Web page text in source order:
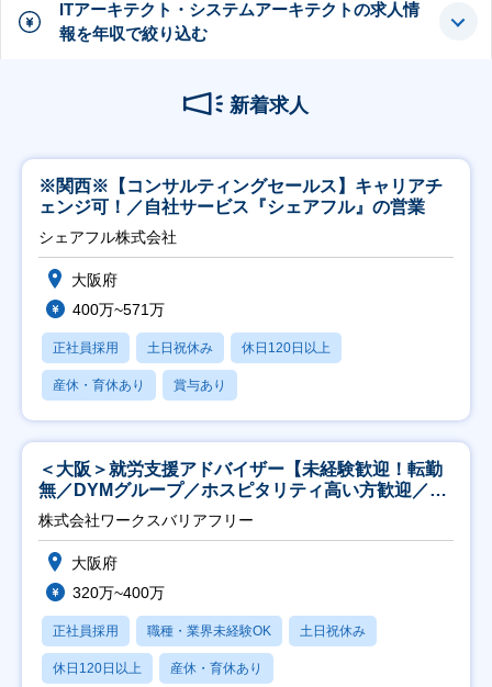
ITアーキテクト・システムアーキテクトの求人情
報を年収で絞り込む
新着求人
※関西※【コンサルティングセールス】キャリアチ
ェンジ可！／自社サービス『シェアフル』の営業
シェアフル株式会社
大阪府
400万~571万
正社員採用 土日祝休み 休日120日以上
産休・育休あり 賞与あり
＜大阪＞就労支援アドバイザー【未経験歓迎！転勤
無／DYMグループ／ホスピタリティ高い方歓迎／土
日祝】
株式会社ワークスバリアフリー
大阪府
320万~400万
正社員採用 職種・業界未経験OK 土日祝休み
休日120日以上 産休・育休あり